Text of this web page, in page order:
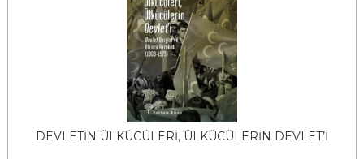
DEVLETİN ÜLKÜCÜLERİ, ÜLKÜCÜLERİN DEVLET’İ